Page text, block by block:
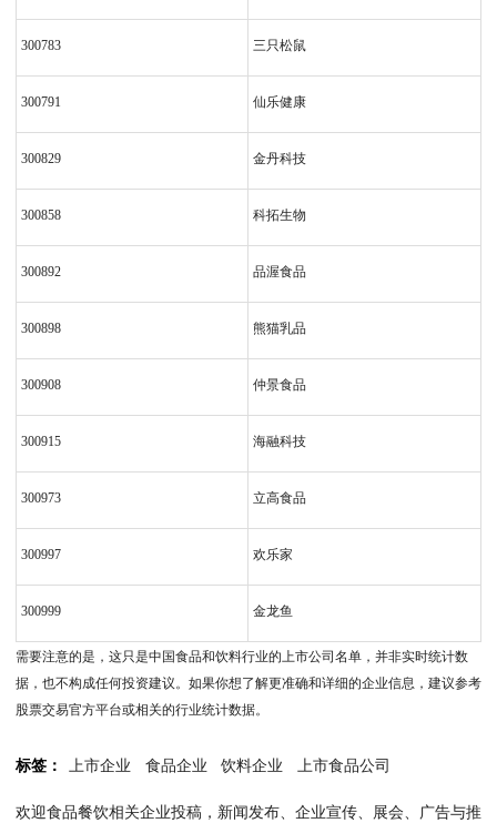
300783 三只松鼠
300791 仙乐健康
300829 金丹科技
300858 科拓生物
300892 品渥食品
300898 熊猫乳品
300908 仲景食品
300915 海融科技
300973 立高食品
300997 欢乐家
300999 金龙鱼
需要注意的是，这只是中国食品和饮料行业的上市公司名单，并非实时统计数
据，也不构成任何投资建议。如果你想了解更准确和详细的企业信息，建议参考
股票交易官方平台或相关的行业统计数据。
标签： 上市企业 食品企业 饮料企业 上市食品公司
欢迎食品餐饮相关企业投稿，新闻发布、企业宣传、展会、广告与推